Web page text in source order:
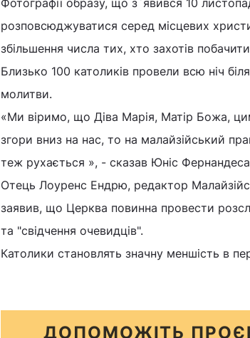
Фотографії образу, що з`явився 10
розповсюджуватися серед місцевих
збільшення числа тих, хто захотів
Близько 100 католиків провели всю ніч
молитви.
«Ми віримо, що Діва Марія, Матір Божа,
згори вниз на нас, то на малайзійський
теж рухається », - сказав Юніс
Отець Лоуренс Ендрю, редактор
заявив, що Церква повинна провести
та "свідчення очевидців".
Католики становлять значну меншість в
ДОПОМОЖІТЬ